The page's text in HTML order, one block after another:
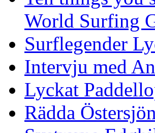
World Surfing
Surflegender
Intervju med
Lyckat
Rädda